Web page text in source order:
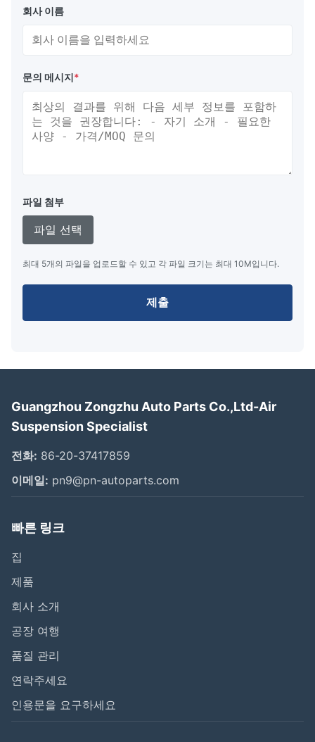
회사 이름
문의 메시지*
파일 첨부
파일 선택
최대 5개의 파일을 업로드할 수 있고 각 파일 크기는 최대 10M입니다.
제출
Guangzhou Zongzhu Auto Parts Co.,Ltd-Air
Suspension Specialist
전화: 86-20-37417859
이메일: pn9@pn-autoparts.com
빠른 링크
집
제품
회사 소개
공장 여행
품질 관리
연락주세요
인용문을 요구하세요